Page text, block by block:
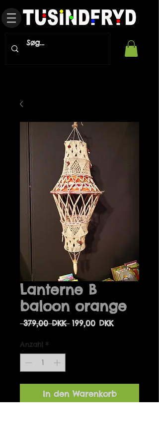
Lanterne B
baloon orange
379,00 DKK Standardpreis
199,00 DKKSale-
Anzahl *
In den Warenkorb